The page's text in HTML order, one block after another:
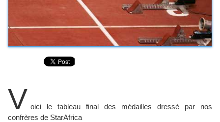
V oici le tableau final des médailles dressé par nos
confrères de StarAfrica